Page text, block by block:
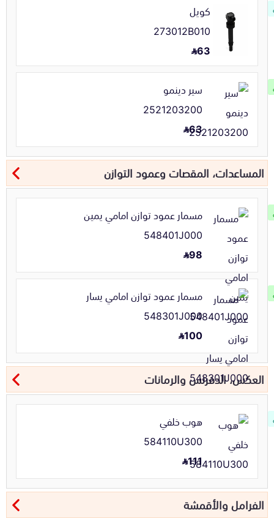
كويل
273012B010
63
سير دينمو
2521203200
63
المساعدات، المقصات وعمود التوازن
مسمار عمود توازن امامي يمين
548401J000
98
مسمار عمود توازن امامي يسار
548301J000
100
العكس، الدفرنس والرمانات
هوب خلفي
584110U300
111
الفرامل والأقمشة